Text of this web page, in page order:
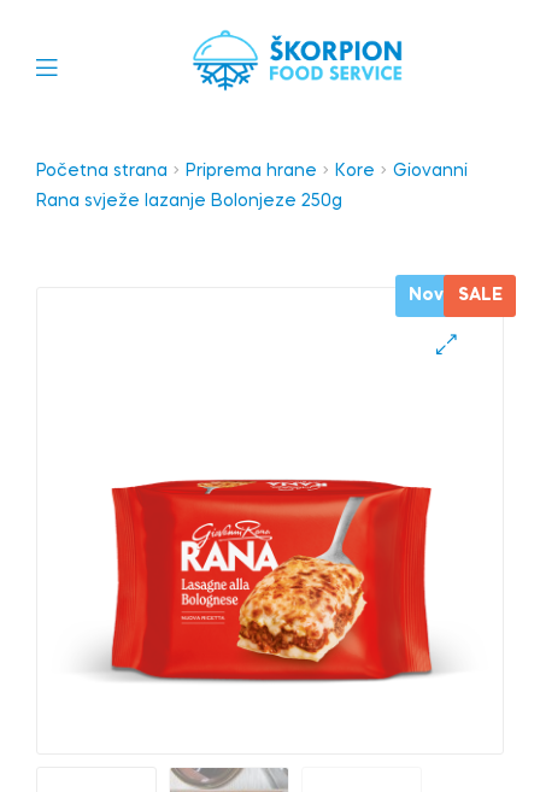
Početna strana Priprema hrane Kore
Giovanni
Rana svježe lazanje Bolonjeze 250g
Novo SALE